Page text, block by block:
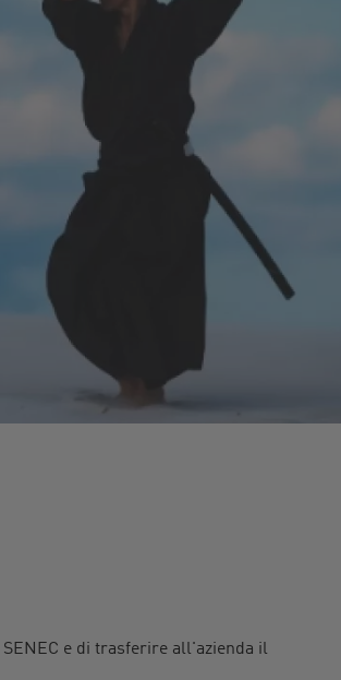
SENEC e di trasferire all'azienda il